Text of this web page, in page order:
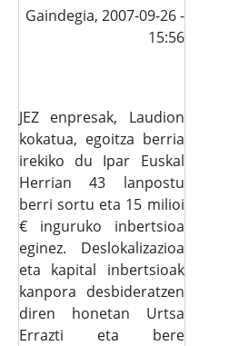
Gaindegia, 2007-09-26 -
15:56
JEZ enpresak, Laudion
kokatua, egoitza berria
irekiko du Ipar Euskal
Herrian 43 lanpostu
berri sortu eta 15 milioi
€ inguruko inbertsioa
eginez. Deslokalizazioa
eta kapital inbertsioak
kanpora desbideratzen
diren honetan Urtsa
Errazti eta bere